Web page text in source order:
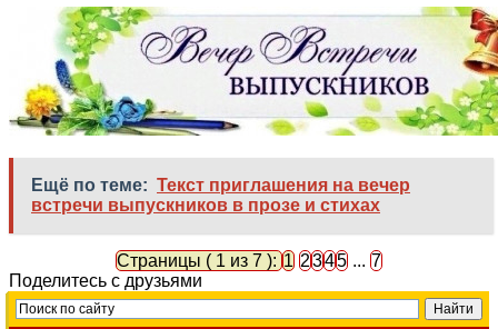
Ещё по теме: Текст приглашения на вечер
встречи выпускников в прозе и стихах
Страницы ( 1 из 7 ):1 2345 ... 7
Поделитесь с друзьями